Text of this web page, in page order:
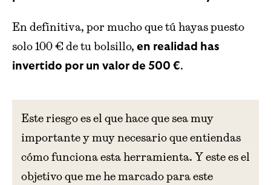
En definitiva, por mucho que tú hayas puesto
solo 100 € de tu bolsillo, en realidad has
invertido por un valor de 500 €.
Este riesgo es el que hace que sea muy
importante y muy necesario que entiendas
cómo funciona esta herramienta. Y este es el
objetivo que me he marcado para este